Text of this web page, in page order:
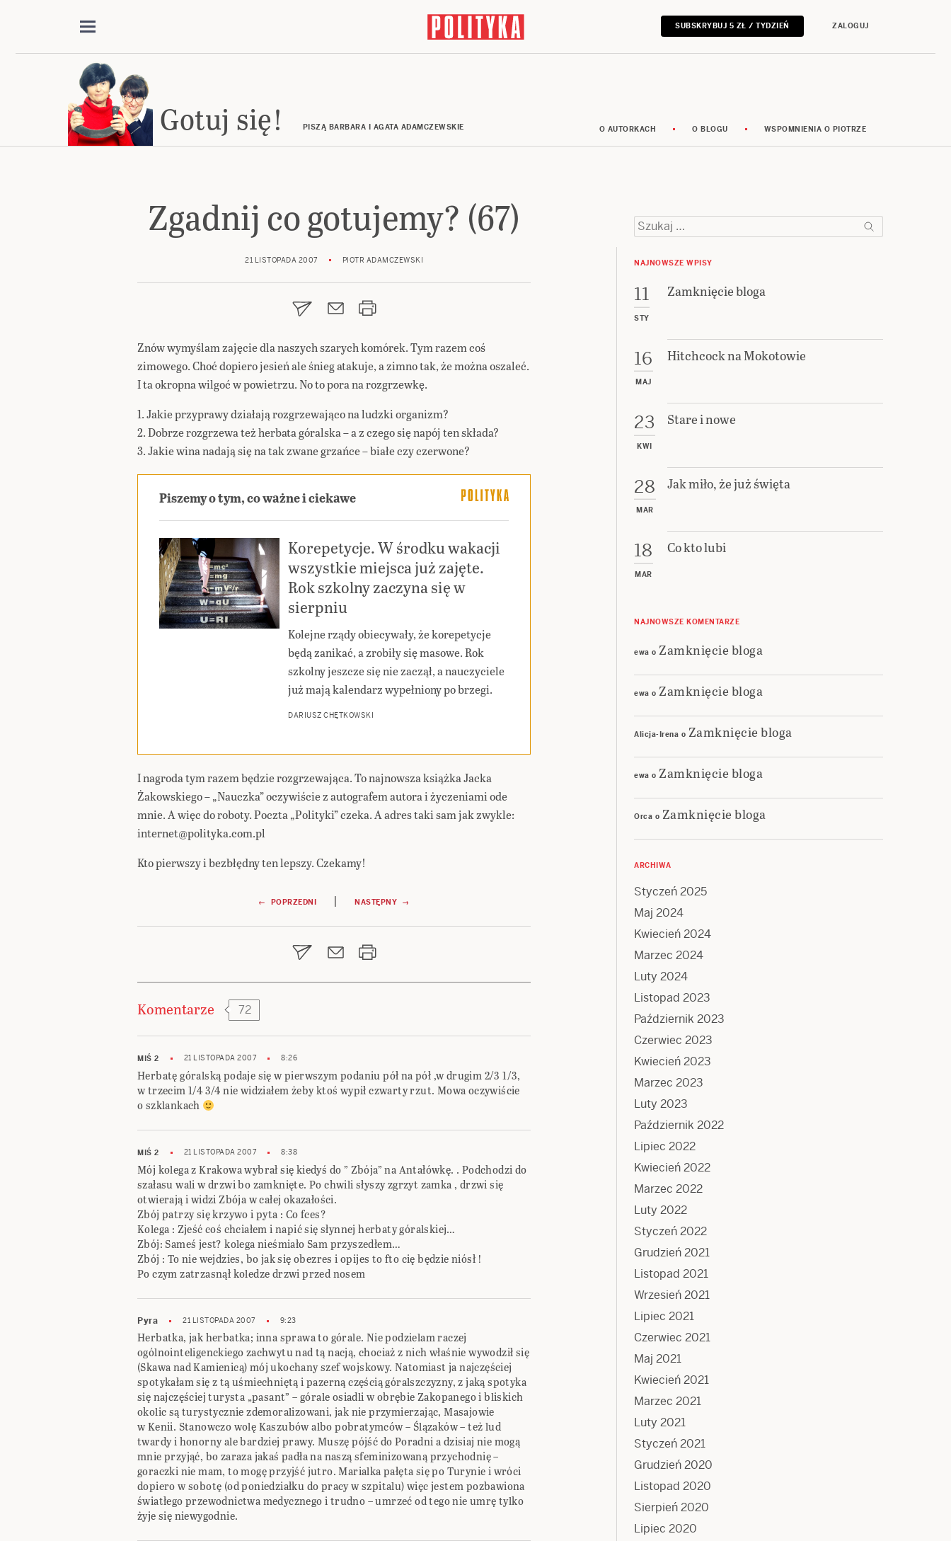
SUBSKRYBUJ 5 ZŁ / TYDZIEŃ ZALOGUJ
Gotuj się! PISZĄ BARBARA I AGATA ADAMCZEWSKIE O AUTORKACH O BLOGU WSPOMNIENIA O PIOTRZE
Zgadnij co gotujemy? (67)
21 LISTOPADA 2007 PIOTR ADAMCZEWSKI
Znów wymyślam zajęcie dla naszych szarych komórek. Tym razem coś
zimowego. Choć dopiero jesień ale śnieg atakuje, a zimno tak, że można oszaleć.
I ta okropna wilgoć w powietrzu. No to pora na rozgrzewkę.
1. Jakie przyprawy działają rozgrzewająco na ludzki organizm?
2. Dobrze rozgrzewa też herbata góralska – a z czego się napój ten składa?
3. Jakie wina nadają się na tak zwane grzańce – białe czy czerwone?
Piszemy o tym, co ważne i ciekawe
Korepetycje. W środku wakacji
wszystkie miejsca już zajęte.
Rok szkolny zaczyna się w
sierpniu
Kolejne rządy obiecywały, że korepetycje
będą zanikać, a zrobiły się masowe. Rok
szkolny jeszcze się nie zaczął, a nauczyciele
już mają kalendarz wypełniony po brzegi.
DARIUSZ CHĘTKOWSKI
I nagroda tym razem będzie rozgrzewająca. To najnowsza książka Jacka
Żakowskiego – „Nauczka” oczywiście z autografem autora i życzeniami ode
mnie. A więc do roboty. Poczta „Polityki” czeka. A adres taki sam jak zwykle:
internet@polityka.com.pl
Kto pierwszy i bezbłędny ten lepszy. Czekamy!
wpisu
← POPRZEDNI | NASTĘPNY →
Komentarze 72
MIŚ 2 21 LISTOPADA 2007 8:26
Herbatę góralską podaje się w pierwszym podaniu pół na pół ,w drugim 2/3 1/3,
w trzecim 1/4 3/4 nie widziałem żeby ktoś wypił czwarty rzut. Mowa oczywiście
o szklankach
MIŚ 2 21 LISTOPADA 2007 8:38
Mój kolega z Krakowa wybrał się kiedyś do ” Zbója” na Antałówkę. . Podchodzi do
szałasu wali w drzwi bo zamknięte. Po chwili słyszy zgrzyt zamka , drzwi się
otwierają i widzi Zbója w całej okazałości.
Zbój patrzy się krzywo i pyta : Co fces?
Kolega : Zjeść coś chciałem i napić się słynnej herbaty góralskiej…
Zbój: Sameś jest? kolega nieśmiało Sam przyszedłem…
Zbój : To nie wejdzies, bo jak się obezres i opijes to fto cię będzie niósł !
Po czym zatrzasnął koledze drzwi przed nosem
Pyra 21 LISTOPADA 2007 9:23
Herbatka, jak herbatka; inna sprawa to górale. Nie podzielam raczej
ogólnointeligenckiego zachwytu nad tą nacją, chociaż z nich właśnie wywodził się
(Skawa nad Kamienicą) mój ukochany szef wojskowy. Natomiast ja najczęściej
spotykałam się z tą uśmiechniętą i pazerną częścią góralszczyzny, z jaką spotyka
się najczęściej turysta „pasant” – górale osiadli w obrębie Zakopanego i bliskich
okolic są turystycznie zdemoralizowani, jak nie przymierzając, Masajowie
w Kenii. Stanowczo wolę Kaszubów albo pobratymców – Ślązaków – też lud
twardy i honorny ale bardziej prawy. Muszę pójść do Poradni a dzisiaj nie mogą
mnie przyjąć, bo zaraza jakaś padła na naszą sfeminizowaną przychodnię –
goraczki nie mam, to mogę przyjść jutro. Marialka pałęta się po Turynie i wróci
dopiero w sobotę (od poniedziałku do pracy w szpitalu) więc jestem pozbawiona
światłego przewodnictwa medycznego i trudno – umrzeć od tego nie umrę tylko
żyje się niewygodnie.
Szukaj:
NAJNOWSZE WPISY
11
STY
Zamknięcie bloga
16
MAJ
Hitchcock na Mokotowie
23
KWI
Stare i nowe
28
MAR
Jak miło, że już święta
18
MAR
Co kto lubi
NAJNOWSZE KOMENTARZE
ewa o Zamknięcie bloga
ewa o Zamknięcie bloga
Alicja-Irena o Zamknięcie bloga
ewa o Zamknięcie bloga
Orca o Zamknięcie bloga
ARCHIWA
Styczeń 2025
Maj 2024
Kwiecień 2024
Marzec 2024
Luty 2024
Listopad 2023
Październik 2023
Czerwiec 2023
Kwiecień 2023
Marzec 2023
Luty 2023
Październik 2022
Lipiec 2022
Kwiecień 2022
Marzec 2022
Luty 2022
Styczeń 2022
Grudzień 2021
Listopad 2021
Wrzesień 2021
Lipiec 2021
Czerwiec 2021
Maj 2021
Kwiecień 2021
Marzec 2021
Luty 2021
Styczeń 2021
Grudzień 2020
Listopad 2020
Sierpień 2020
Lipiec 2020